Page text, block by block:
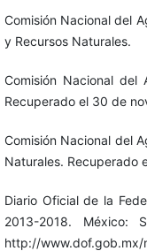
Comisión Nacional del
y Recursos Naturales.
Comisión Nacional del
Recuperado el 30 de
Comisión Nacional del
Naturales. Recuperado
Diario Oficial de la
2013-2018. México:
http://www.dof.gob.mx/